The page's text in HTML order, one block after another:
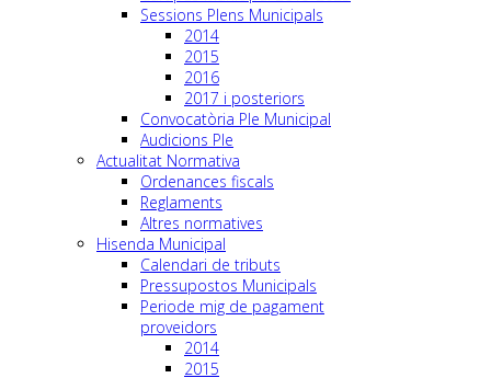
Sessions Plens Municipals
2014
2015
2016
2017 i posteriors
Convocatòria Ple Municipal
Audicions Ple
Actualitat Normativa
Ordenances fiscals
Reglaments
Altres normatives
Hisenda Municipal
Calendari de tributs
Pressupostos Municipals
Periode mig de pagament
proveidors
2014
2015